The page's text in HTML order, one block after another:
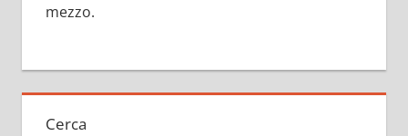
mezzo.
Cerca